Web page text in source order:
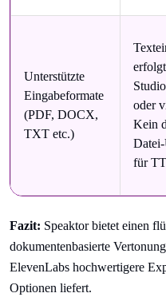
Unterstützte
Eingabeformate
(PDF, DOCX,
TXT etc.)
oder
Kein
für
Fazit: Speaktor bietet einen
dokumentenbasierte
ElevenLabs hochwertigere
Optionen liefert.